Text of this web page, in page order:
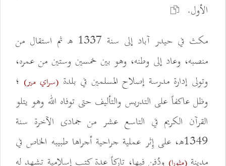
الأول.
مكث في حيدر آباد إلى سنة 1337 هـ ثم استقال من
منصبه، وعاد إلى وطنه، وهو بين خمسين وستين من عمره،
وتولى إدارة مدرسة إصلاح المسلمين في بلدة (سراي مير) ؛
وظل عاكفاً على التدريس والتأليف حتى توفاه الله وهو يتلو
القرآن الكريم في التاسع عشر من جمادى الآخرة سنة
1349هـ، على إِثر عملية جراحية أجراها طبيبه الخاص في